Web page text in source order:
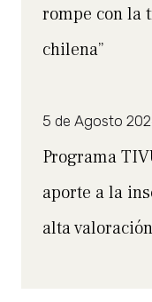
rompe con la
chilena”
5 de Agosto
Programa
aporte a la
alta